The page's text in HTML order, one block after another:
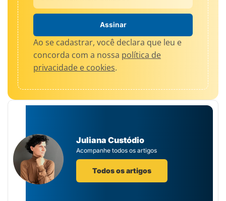
Assinar
Ao se cadastrar, você declara que leu e
concorda com a nossa política de
privacidade e cookies.
Juliana Custódio
Acompanhe todos os artigos
Todos os artigos